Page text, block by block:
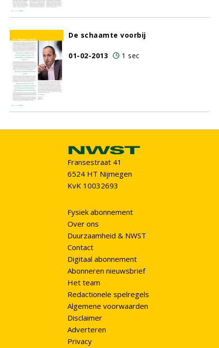
De schaamte voorbij
01-02-2013 1 sec
Fransestraat 41
6524 HT Nijmegen
KvK 10032693
Fysiek abonnement
Over ons
Duurzaamheid & NWST
Contact
Digitaal abonnement
Abonneren nieuwsbrief
Het team
Redactionele spelregels
Algemene voorwaarden
Disclaimer
Adverteren
Privacy